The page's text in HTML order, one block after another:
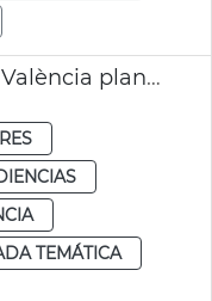
Las Fuerzas Armadas de València plantan una falla
TEMÁTICA